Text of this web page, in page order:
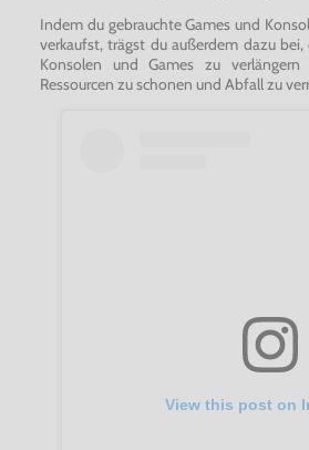
Indem du gebrauchte Games und
verkaufst, trägst du außerdem dazu
Konsolen und Games zu
Ressourcen zu schonen und Abfall zu
View this post on